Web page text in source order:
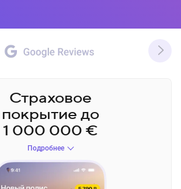
Страховое
покрытие до
1 000 000 €
Подробнее